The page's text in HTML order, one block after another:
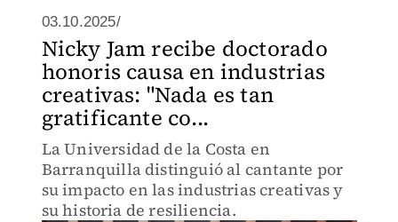
03.10.2025/
Nicky Jam recibe doctorado
honoris causa en industrias
creativas: "Nada es tan
gratificante co...
La Universidad de la Costa en
Barranquilla distinguió al cantante por
su impacto en las industrias creativas y
su historia de resiliencia.